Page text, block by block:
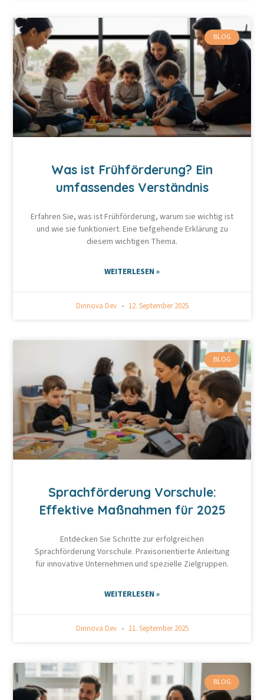
BLOG
Was ist Frühförderung? Ein
umfassendes Verständnis
Erfahren Sie, was ist Frühförderung, warum sie wichtig ist
und wie sie funktioniert. Eine tiefgehende Erklärung zu
diesem wichtigen Thema.
WEITERLESEN »
Dinnova Dev 12. September 2025
BLOG
Sprachförderung Vorschule:
Effektive Maßnahmen für 2025
Entdecken Sie Schritte zur erfolgreichen
Sprachförderung Vorschule. Praxisorientierte Anleitung
für innovative Unternehmen und spezielle Zielgruppen.
WEITERLESEN »
Dinnova Dev 11. September 2025
BLOG